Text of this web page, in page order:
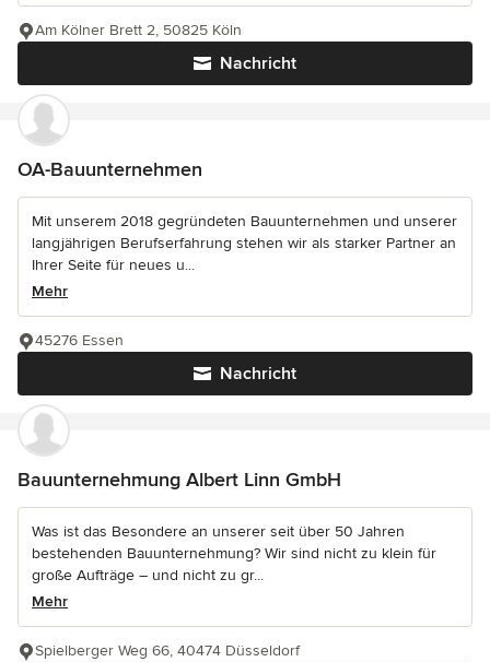
Nachricht
Am Kölner Brett 2, 50825 Köln
OA-Bauunternehmen
Mit unserem 2018 gegründeten Bauunternehmen und unserer
langjährigen Berufserfahrung stehen wir als starker Partner an
Ihrer Seite für neues u...
Mehr
Nachricht
45276 Essen
Bauunternehmung Albert Linn GmbH
Was ist das Besondere an unserer seit über 50 Jahren
bestehenden Bauunternehmung? Wir sind nicht zu klein für
große Aufträge – und nicht zu gr...
Mehr
Spielberger Weg 66, 40474 Düsseldorf